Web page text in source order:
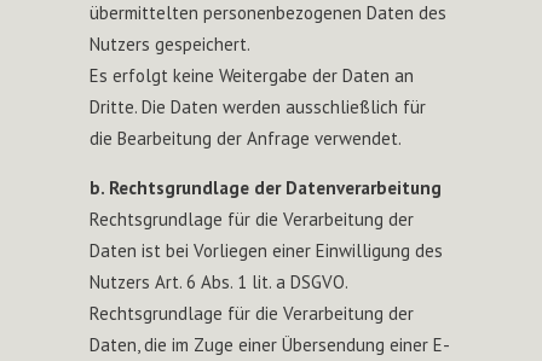
übermittelten personenbezogenen Daten des
Nutzers gespeichert.
Es erfolgt keine Weitergabe der Daten an
Dritte. Die Daten werden ausschließlich für
die Bearbeitung der Anfrage verwendet.
b. Rechtsgrundlage der Datenverarbeitung
Rechtsgrundlage für die Verarbeitung der
Daten ist bei Vorliegen einer Einwilligung des
Nutzers Art. 6 Abs. 1 lit. a DSGVO.
Rechtsgrundlage für die Verarbeitung der
Daten, die im Zuge einer Übersendung einer E-